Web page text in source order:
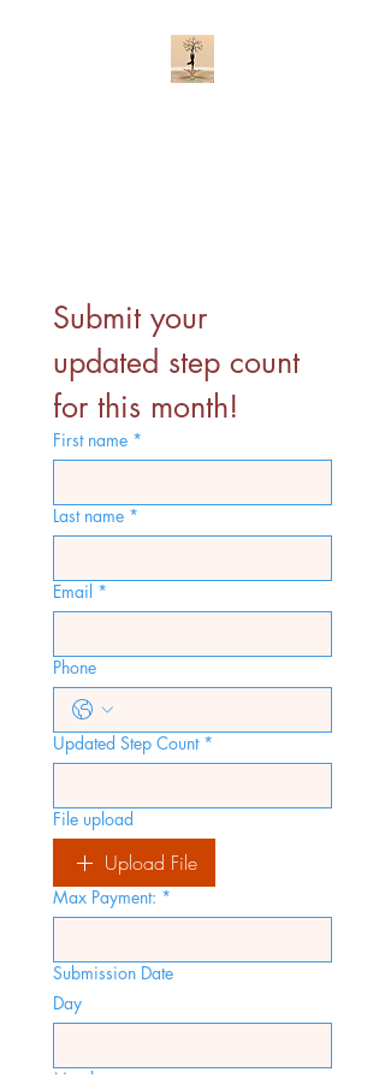
Submit your
updated step count
for this month!
First name *
Last name *
Email *
Phone
Updated Step Count *
File upload
Upload File
Max Payment: *
Submission Date
Day